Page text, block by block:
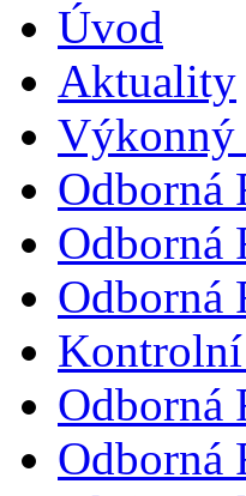
Úvod
Aktuality
Výkonný
Odborná
Odborná
Odborná
Kontrolní
Odborná
Odborná